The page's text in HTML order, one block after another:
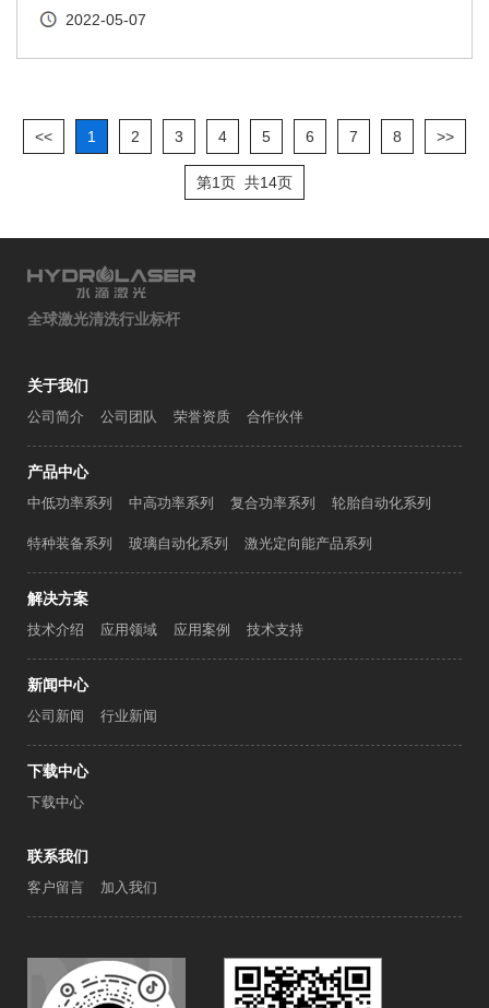
2022-05-07
<< 1 2 3 4 5 6 7 8 >>
第1页 共14页
全球激光清洗行业标杆
关于我们
公司简介 公司团队 荣誉资质 合作伙伴
产品中心
中低功率系列 中高功率系列 复合功率系列 轮胎自动化系列
特种装备系列 玻璃自动化系列 激光定向能产品系列
解决方案
技术介绍 应用领域 应用案例 技术支持
新闻中心
公司新闻 行业新闻
下载中心
下载中心
联系我们
客户留言 加入我们